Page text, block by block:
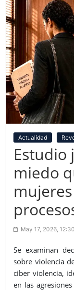
Actualidad
Estudio
miedo
May 17, 2026,
Se examinan
sobre violencia
ciber violencia,
en las